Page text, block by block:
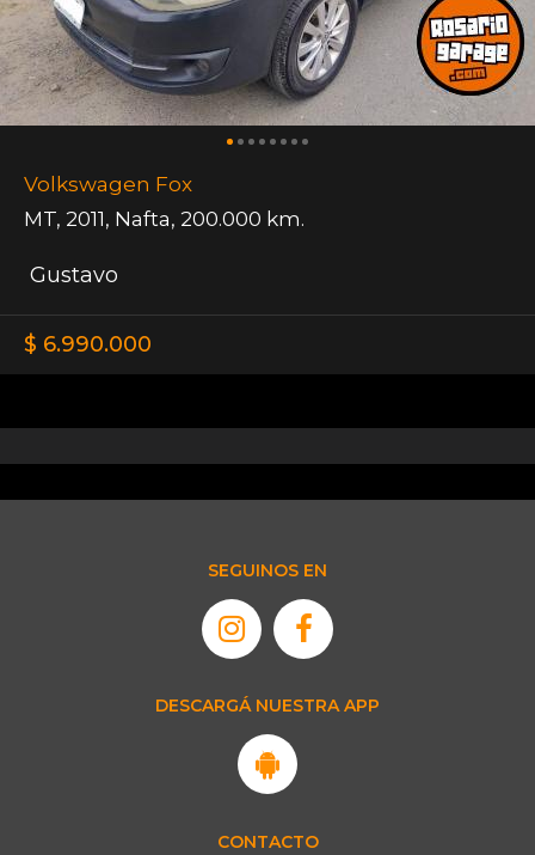
Volkswagen Fox
MT, 2011, Nafta, 200.000 km.
Gustavo
$ 6.990.000
SEGUINOS EN
DESCARGÁ NUESTRA APP
CONTACTO